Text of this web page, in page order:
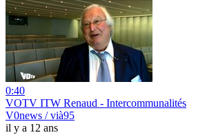
0:40
VOTV ITW Renaud - Intercommunalités
V0news / vià95
il y a 12 ans